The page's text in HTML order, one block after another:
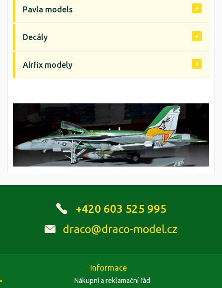
Pavla models
Decály
Airfix modely
+420 603 525 995
draco@draco-model.cz
Informace
Nákupní a reklamační řád